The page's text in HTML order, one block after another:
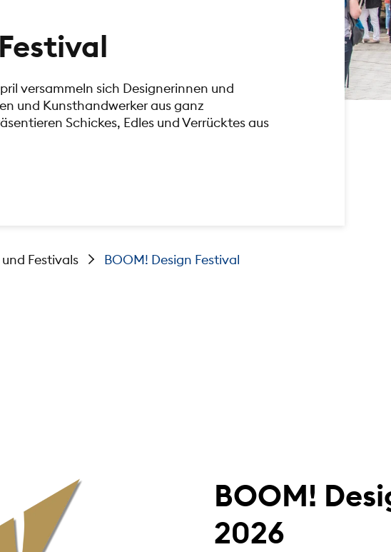
versammeln sich Designerinnen und
und Kunsthandwerker aus ganz
Schickes, Edles und Verrücktes aus
und Festivals BOOM! Design Festival
BOOM!
2026